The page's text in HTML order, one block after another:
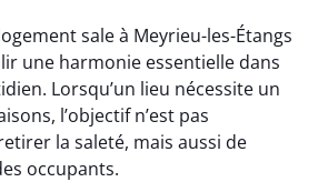
sale à Meyrieu-les-Étangs
une harmonie essentielle dans
Lorsqu’un lieu nécessite un
l’objectif n’est pas
la saleté, mais aussi de
occupants.